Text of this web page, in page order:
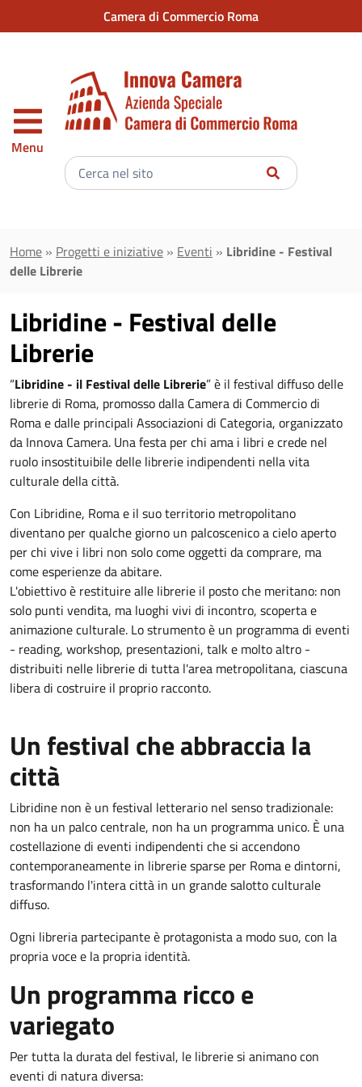
al contenuto principaleCamera di Commercio Roma
Menu
Inserisci
il
cercare
Home » Progetti e iniziative » Eventi » Libridine - Festival
delle Librerie
Libridine - Festival delle
Librerie
“Libridine - il Festival delle Librerie” è il festival diffuso delle
librerie di Roma, promosso dalla Camera di Commercio di
Roma e dalle principali Associazioni di Categoria, organizzato
da Innova Camera. Una festa per chi ama i libri e crede nel
ruolo insostituibile delle librerie indipendenti nella vita
culturale della città.
Con Libridine, Roma e il suo territorio metropolitano
diventano per qualche giorno un palcoscenico a cielo aperto
per chi vive i libri non solo come oggetti da comprare, ma
come esperienze da abitare.
L'obiettivo è restituire alle librerie il posto che meritano: non
solo punti vendita, ma luoghi vivi di incontro, scoperta e
animazione culturale. Lo strumento è un programma di eventi
- reading, workshop, presentazioni, talk e molto altro -
distribuiti nelle librerie di tutta l'area metropolitana, ciascuna
libera di costruire il proprio racconto.
Un festival che abbraccia la
città
Libridine non è un festival letterario nel senso tradizionale:
non ha un palco centrale, non ha un programma unico. È una
costellazione di eventi indipendenti che si accendono
contemporaneamente in librerie sparse per Roma e dintorni,
trasformando l'intera città in un grande salotto culturale
diffuso.
Ogni libreria partecipante è protagonista a modo suo, con la
propria voce e la propria identità.
Un programma ricco e
variegato
Per tutta la durata del festival, le librerie si animano con
eventi di natura diversa: